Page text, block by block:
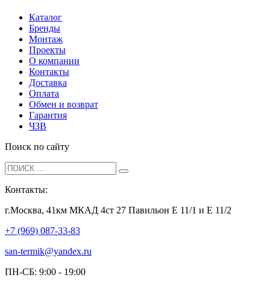
Каталог
Бренды
Монтаж
Проекты
О компании
Контакты
Доставка
Оплата
Обмен и возврат
Гарантия
ЧЗВ
Поиск по сайту
Контакты:
г.Москва, 41км МКАД 4ст 27 Павильон Е 11/1 и Е 11/2
+7 (969) 087-33-83
san-termik@yandex.ru
ПН-СБ: 9:00 - 19:00